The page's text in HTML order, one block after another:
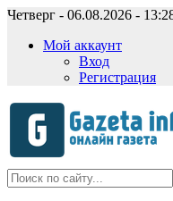
Четверг - 06.08.2026 -
Мой аккаунт
Вход
Регистрация